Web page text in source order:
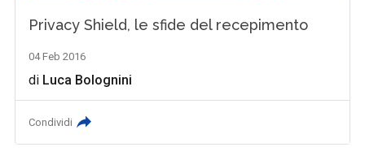
Privacy Shield, le sfide del recepimento
04 Feb 2016
di Luca Bolognini
Condividi